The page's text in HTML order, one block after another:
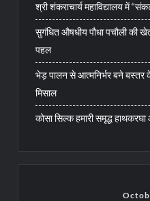
श्री शंकराचार्य महाविद्यालय में
सुगंधित औषधीय पौधा पचौली की
पहल
भेड़ पालन से आत्मनिर्भर बने बस्तर
मिसाल
कोसा सिल्क हमारी समृद्ध